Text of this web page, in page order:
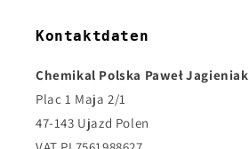
Kontaktdaten
Chemikal Polska Paweł Jagieniak
Plac 1 Maja 2/1
47-143 Ujazd Polen